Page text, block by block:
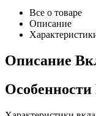
Все о товаре
Описание
Описание
Особенности